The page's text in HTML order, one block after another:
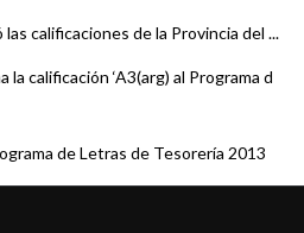
calificaciones de la Provincia del ...
la calificación ‘A3(arg) al Programa d
de Letras de Tesorería 2013